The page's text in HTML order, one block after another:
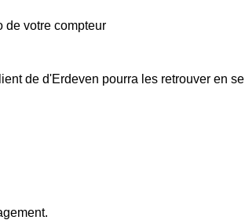
de votre compteur
de d'Erdeven pourra les retrouver en se